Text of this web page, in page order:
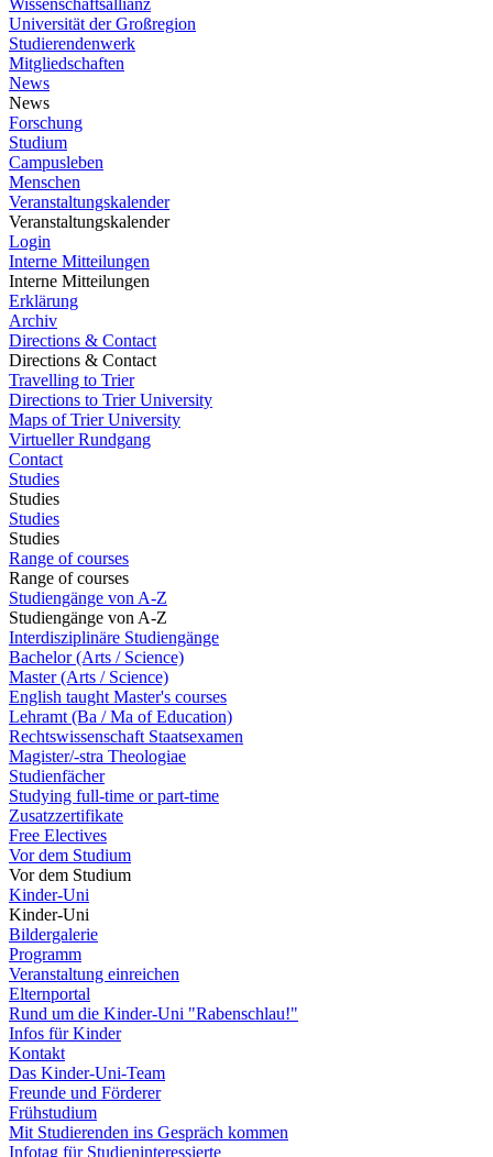
Wissenschaftsallianz
Universität der Großregion
Studierendenwerk
Mitgliedschaften
News
News
Forschung
Studium
Campusleben
Menschen
Veranstaltungskalender
Veranstaltungskalender
Login
Interne Mitteilungen
Interne Mitteilungen
Erklärung
Archiv
Directions & Contact
Directions & Contact
Travelling to Trier
Directions to Trier University
Maps of Trier University
Virtueller Rundgang
Contact
Studies
Studies
Studies
Studies
Range of courses
Range of courses
Studiengänge von A-Z
Studiengänge von A-Z
Interdisziplinäre Studiengänge
Bachelor (Arts / Science)
Master (Arts / Science)
English taught Master's courses
Lehramt (Ba / Ma of Education)
Rechtswissenschaft Staatsexamen
Magister/-stra Theologiae
Studienfächer
Studying full-time or part-time
Zusatzzertifikate
Free Electives
Vor dem Studium
Vor dem Studium
Kinder-Uni
Kinder-Uni
Bildergalerie
Programm
Veranstaltung einreichen
Elternportal
Rund um die Kinder-Uni "Rabenschlau!"
Infos für Kinder
Kontakt
Das Kinder-Uni-Team
Freunde und Förderer
Frühstudium
Mit Studierenden ins Gespräch kommen
Infotag für Studieninteressierte